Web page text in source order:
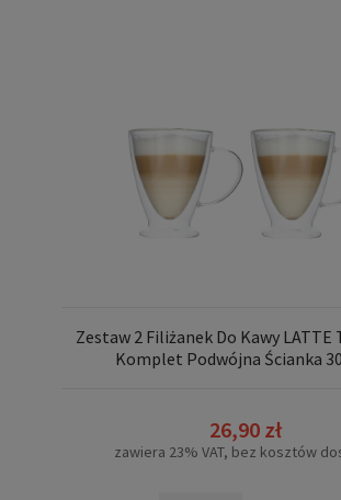
Zestaw 2 Filiżanek Do Kawy LATTE
Komplet Podwójna Ścianka
26,90 zł
zawiera 23% VAT, bez kosztów